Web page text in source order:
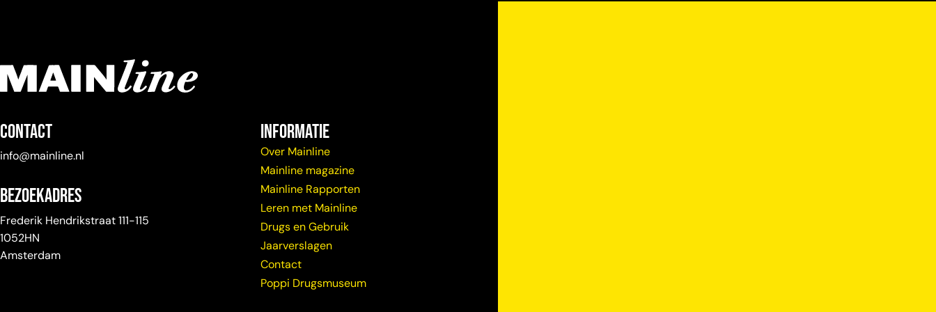
Contact
info@mainline.nl
Bezoekadres
Frederik Hendrikstraat 111-115
1052HN
Amsterdam
Informatie
Over Mainline
Mainline magazine
Mainline Rapporten
Leren met Mainline
Drugs en Gebruik
Jaarverslagen
Contact
Poppi Drugsmuseum